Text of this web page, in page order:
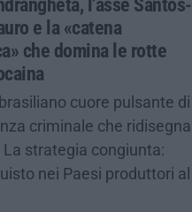
l’asse Santos-
e la «catena
che domina le rotte
cuore pulsante di
criminale che ridisegna
strategia congiunta:
nei Paesi produttori al